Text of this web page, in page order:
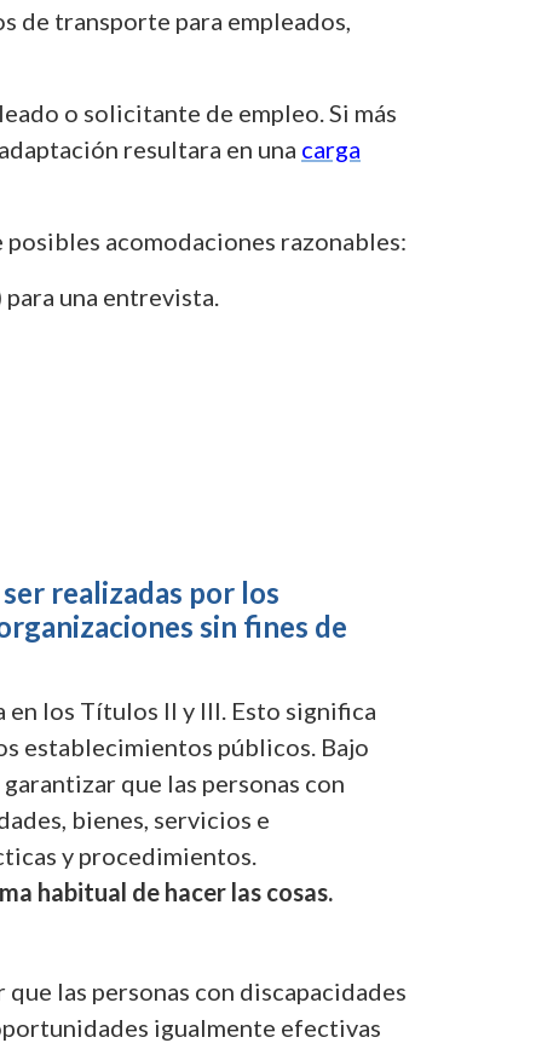
de transporte para empleados,
o solicitante de empleo. Si más
resultara en una carga
acomodaciones razonables:
una entrevista.
realizadas por los
sin fines de
los Títulos II y III. Esto significa
establecimientos públicos. Bajo
que las personas con
bienes, servicios e
y procedimientos.
habitual de hacer las cosas.
las personas con discapacidades
igualmente efectivas